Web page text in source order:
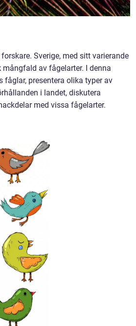
Sverige, med sitt varierande
av fågelarter. I denna
fåglar, presentera olika typer av
i landet, diskutera
med vissa fågelarter.